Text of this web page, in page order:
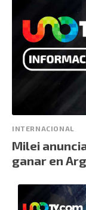
INTERNACIONAL
Milei
ganar en